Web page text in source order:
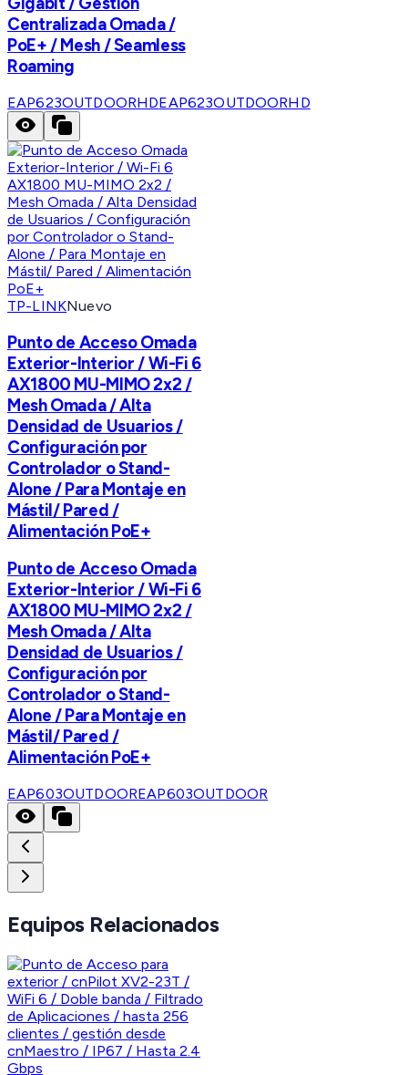
Centralizada Omada /
PoE+ / Mesh / Seamless
Roaming
EAP623OUTDOORHDEAP623OUTDOORHD
TP-LINKNuevo
Punto de Acceso Omada
Exterior-Interior / Wi-Fi 6
AX1800 MU-MIMO 2x2 /
Mesh Omada / Alta
Densidad de Usuarios /
Configuración por
Controlador o Stand-
Alone / Para Montaje en
Mástil/ Pared /
Alimentación PoE+
Punto de Acceso Omada
Exterior-Interior / Wi-Fi 6
AX1800 MU-MIMO 2x2 /
Mesh Omada / Alta
Densidad de Usuarios /
Configuración por
Controlador o Stand-
Alone / Para Montaje en
Mástil/ Pared /
Alimentación PoE+
EAP603OUTDOOREAP603OUTDOOR
Equipos Relacionados